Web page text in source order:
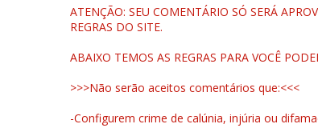
ATENÇÃO: SEU COMENTÁRIO SÓ SERÁ
REGRAS DO SITE.
ABAIXO TEMOS AS REGRAS PARA VOCÊ
>>>Não serão aceitos comentários que:<<<
-Configurem crime de calúnia, injúria ou